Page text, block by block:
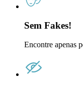
Sem Fakes!
Encontre apenas